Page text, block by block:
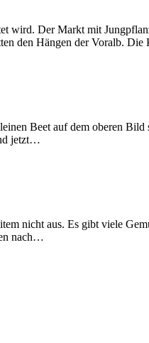
wird. Der Markt mit
den Hängen der Voralb.
Beet auf dem oberen Bild
jetzt…
nicht aus. Es gibt viele
nach…